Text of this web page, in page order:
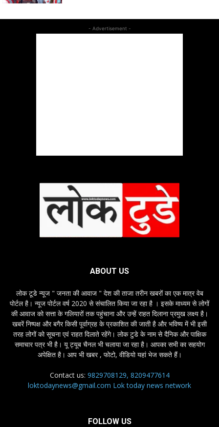
- Advertisement -
ABOUT US
लोक टूडे न्यूज " जनता की आवाज " देश की ताजा तरीन खबरों का एक मात्र वेब
पोर्टल है। न्यूज पोर्टल वर्ष 2020 से संचालित किया जा रहा है । इसके माध्यम से लोगों
की आवाज को सत्ता के गलियारों तक पहुंचाना और उन्हें राहत दिलाना प्रमुख लक्ष्य है।
खबरें निष्पक्ष और बगैर किसी पूर्वाग्रह के प्रकाशित की जाती है और भविष्य में भी इसी
तरह लोगों को सूचना एवं राहत दिलाते रहेंगे। लोक टुडे के नाम से दैनिक और पाक्षिक
समाचार पत्र भी है। यू ट्यूब चैनल भी चलाया जा रहा है। आपका सभी का सहयोग
अपेक्षित है। आप भी खबर , फोटो, वीडियो यहां भेज सकते हैं।
Contact us: 9829708129, 8209477614
loktodaynews@gmail.com Lok today news network
FOLLOW US